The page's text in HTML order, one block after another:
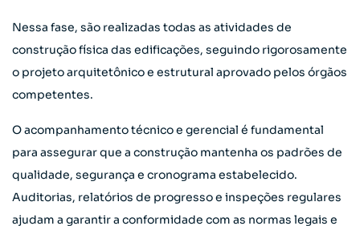
Nessa fase, são realizadas todas as atividades de
construção física das edificações, seguindo rigorosamente
o projeto arquitetônico e estrutural aprovado pelos órgãos
competentes.
O acompanhamento técnico e gerencial é fundamental
para assegurar que a construção mantenha os padrões de
qualidade, segurança e cronograma estabelecido.
Auditorias, relatórios de progresso e inspeções regulares
ajudam a garantir a conformidade com as normas legais e